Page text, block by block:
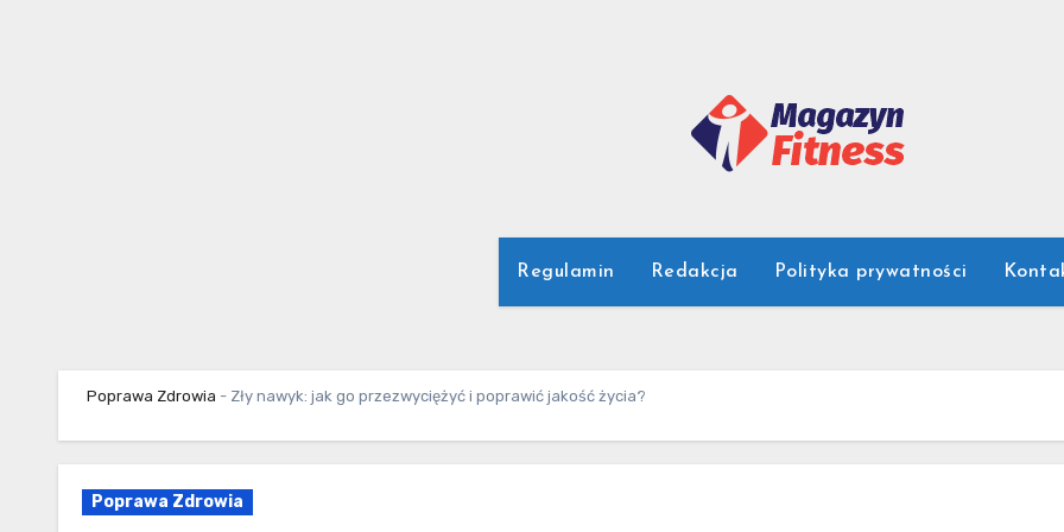
Regulamin Redakcja Polityka prywatności
Poprawa Zdrowia - Zły nawyk: jak go przezwyciężyć i poprawić jakość życia?
Poprawa Zdrowia